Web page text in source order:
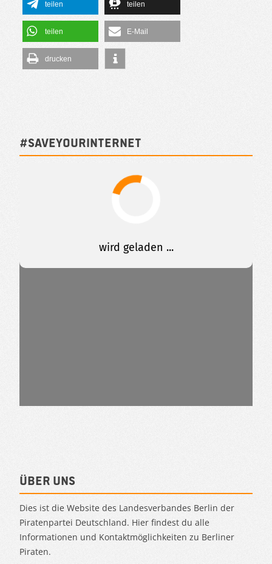
teilen teilen
teilen E-Mail
drucken
#SAVEYOURINTERNET
Über uns
Dies ist die Website des Landesverbandes Berlin der
Piratenpartei Deutschland. Hier findest du alle
Informationen und Kontaktmöglichkeiten zu Berliner
Piraten.